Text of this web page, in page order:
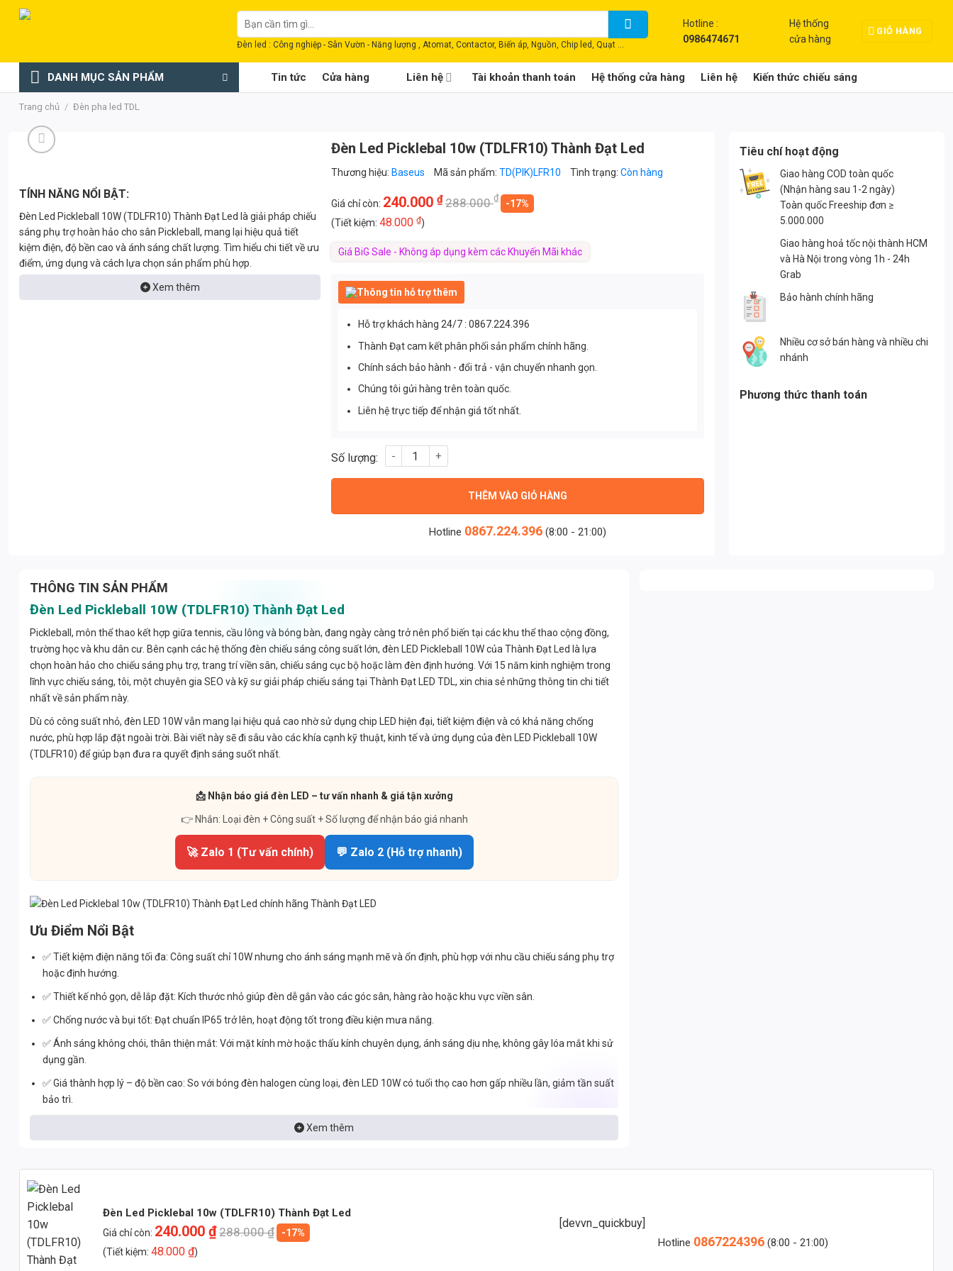
Chuyển
dung
Tìm
kiếm:
Đèn led : Công nghiệp - Sân Vườn - Năng lượng , Atomat, Contactor, Biến áp, Nguồn, Chip led, Quạt ...
Hotline :
0986474671
Hệ thống
cửa hàng
GIỎ HÀNG
DANH MỤC SẢN PHẨM Tin tức Cửa hàng Liên hệ Tài khoản thanh toán Hệ thống cửa hàng Liên hệ Kiến thức chiếu sáng
Trang chủ / Đèn pha led TDL
TÍNH NĂNG NỔI BẬT:
Đèn Led Pickleball 10W (TDLFR10) Thành Đạt Led là giải pháp chiếu
sáng phụ trợ hoàn hảo cho sân Pickleball, mang lại hiệu quả tiết
kiệm điện, độ bền cao và ánh sáng chất lượng. Tìm hiểu chi tiết về ưu
điểm, ứng dụng và cách lựa chọn sản phẩm phù hợp.
Xem thêm
Đèn Led Picklebal 10w (TDLFR10) Thành Đạt Led
Thương hiệu: Baseus Mã sản phẩm: TD(PIK)LFR10 Tình trạng: Còn hàng
Giá chỉ còn: 240.000 ₫288.000₫
-17%
(Tiết kiệm: 48.000 ₫)
Giá BiG Sale - Không áp dụng kèm các Khuyến Mãi khác
Thông tin hỗ trợ thêm
Hỗ trợ khách hàng 24/7 : 0867.224.396
Thành Đạt cam kết phân phối sản phẩm chính hãng.
Chính sách bảo hành - đổi trả - vận chuyển nhanh gọn.
Chúng tôi gửi hàng trên toàn quốc.
Liên hệ trực tiếp để nhận giá tốt nhất.
Đèn Led Picklebal 10w (TDLFR10) Thành Đạt Led số lượng
THÊM VÀO GIỎ HÀNG
Hotline 0867.224.396 (8:00 - 21:00)
Tiêu chí hoạt động
Giao hàng COD toàn quốc
(Nhận hàng sau 1-2 ngày)
Toàn quốc Freeship đơn ≥
5.000.000
Giao hàng hoả tốc nội thành HCM
và Hà Nội trong vòng 1h - 24h
Grab
Bảo hành chính hãng
Nhiều cơ sở bán hàng và nhiều chi
nhánh
Phương thức thanh toán
THÔNG TIN SẢN PHẨM
Đèn Led Pickleball 10W (TDLFR10) Thành Đạt Led
Pickleball, môn thể thao kết hợp giữa tennis, cầu lông và bóng bàn, đang ngày càng trở nên phổ biến tại các khu thể thao cộng đồng,
trường học và khu dân cư. Bên cạnh các hệ thống đèn chiếu sáng công suất lớn, đèn LED Pickleball 10W của Thành Đạt Led là lựa
chọn hoàn hảo cho chiếu sáng phụ trợ, trang trí viền sân, chiếu sáng cục bộ hoặc làm đèn định hướng. Với 15 năm kinh nghiệm trong
lĩnh vực chiếu sáng, tôi, một chuyên gia SEO và kỹ sư giải pháp chiếu sáng tại Thành Đạt LED TDL, xin chia sẻ những thông tin chi tiết
nhất về sản phẩm này.
Dù có công suất nhỏ, đèn LED 10W vẫn mang lại hiệu quả cao nhờ sử dụng chip LED hiện đại, tiết kiệm điện và có khả năng chống
nước, phù hợp lắp đặt ngoài trời. Bài viết này sẽ đi sâu vào các khía cạnh kỹ thuật, kinh tế và ứng dụng của đèn LED Pickleball 10W
(TDLFR10) để giúp bạn đưa ra quyết định sáng suốt nhất.
📩 Nhận báo giá đèn LED – tư vấn nhanh & giá tận xưởng
👉 Nhắn: Loại đèn + Công suất + Số lượng để nhận báo giá nhanh
🚀 Zalo 1 (Tư vấn chính) 💬 Zalo 2 (Hỗ trợ nhanh)
Ưu Điểm Nổi Bật
✅ Tiết kiệm điện năng tối đa: Công suất chỉ 10W nhưng cho ánh sáng mạnh mẽ và ổn định, phù hợp với nhu cầu chiếu sáng phụ trợ
hoặc định hướng.
✅ Thiết kế nhỏ gọn, dễ lắp đặt: Kích thước nhỏ giúp đèn dễ gắn vào các góc sân, hàng rào hoặc khu vực viền sân.
✅ Chống nước và bụi tốt: Đạt chuẩn IP65 trở lên, hoạt động tốt trong điều kiện mưa nắng.
✅ Ánh sáng không chói, thân thiện mắt: Với mặt kính mờ hoặc thấu kính chuyên dụng, ánh sáng dịu nhẹ, không gây lóa mắt khi sử
dụng gần.
✅ Giá thành hợp lý – độ bền cao: So với bóng đèn halogen cùng loại, đèn LED 10W có tuổi thọ cao hơn gấp nhiều lần, giảm tần suất
bảo trì.
Quang thông: 900 – 1100 lumen
Hiệu suất chiếu sáng: ~100 – 110 lumen/W
Nhiệt độ màu: 4000K – 6000K (trắng trung tính hoặc trắng lạnh)
Chỉ số hoàn màu (CRI): ≥80 – đảm bảo khả năng nhận diện vật thể chính xác
Xem thêm
Đèn Led Picklebal 10w (TDLFR10) Thành Đạt Led
Giá chỉ còn: 240.000₫288.000₫
-17%
(Tiết kiệm:48.000₫)
[devvn_quickbuy]
Hotline 0867224396 (8:00 - 21:00)